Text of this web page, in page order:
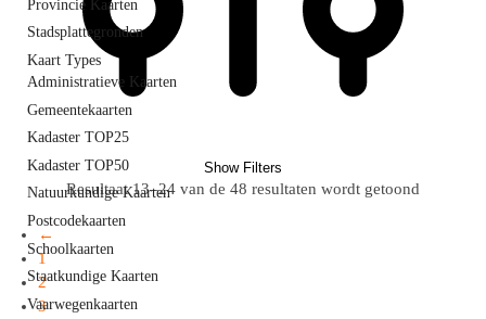
Show Filters
Resultaat 13–24 van de 48 resultaten wordt getoond
←
1
2
3
Provincie Kaarten
Stadsplattegronden
Kaart Types
Administratieve Kaarten
Gemeentekaarten
Kadaster TOP25
Kadaster TOP50
Natuurkundige Kaarten
Postcodekaarten
Schoolkaarten
Staatkundige Kaarten
Vaarwegenkaarten